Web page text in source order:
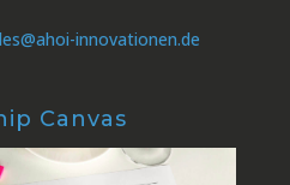
innovationen.de
Canvas